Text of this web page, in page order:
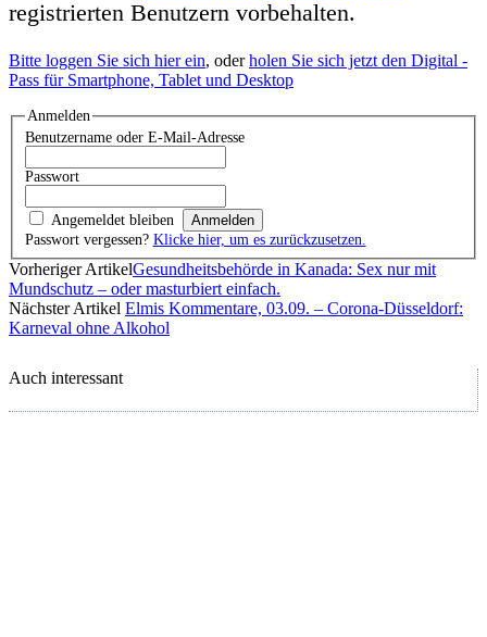
registrierten Benutzern vorbehalten.
Bitte loggen Sie sich hier ein, oderholen Sie sich jetzt den Digital -
Pass für Smartphone, Tablet und Desktop
Anmelden
Benutzername oder E-Mail-Adresse
Passwort
Angemeldet bleiben
Passwort vergessen? Klicke hier, um es zurückzusetzen.
Vorheriger ArtikelGesundheitsbehörde in Kanada: Sex nur mit
Mundschutz – oder masturbiert einfach.
Nächster Artikel Elmis Kommentare, 03.09. – Corona-Düsseldorf:
Karneval ohne Alkohol
Auch interessant